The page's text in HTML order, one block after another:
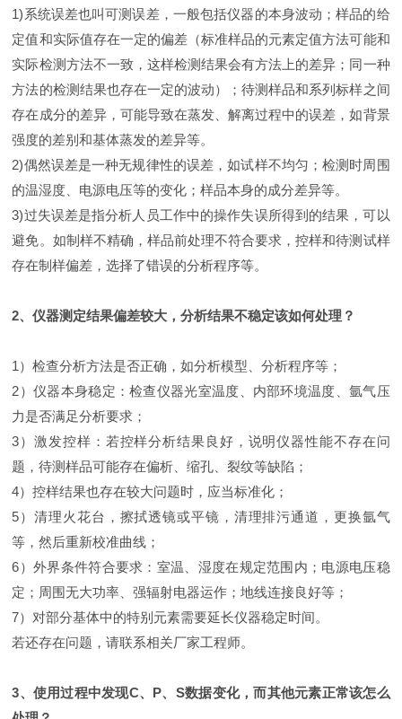
1)系统误差也叫可测误差，一般包括仪器的本身波动；样品的给
定值和实际值存在一定的偏差（标准样品的元素定值方法可能和
实际检测方法不一致，这样检测结果会有方法上的差异；同一种
方法的检测结果也存在一定的波动）；待测样品和系列标样之间
存在成分的差异，可能导致在蒸发、解离过程中的误差，如背景
强度的差别和基体蒸发的差异等。
2)偶然误差是一种无规律性的误差，如试样不均匀；检测时周围
的温湿度、电源电压等的变化；样品本身的成分差异等。
3)过失误差是指分析人员工作中的操作失误所得到的结果，可以
避免。如制样不精确，样品前处理不符合要求，控样和待测试样
存在制样偏差，选择了错误的分析程序等。
2、仪器测定结果偏差较大，分析结果不稳定该如何处理？
1）检查分析方法是否正确，如分析模型、分析程序等；
2）仪器本身稳定：检查仪器光室温度、内部环境温度、氩气压
力是否满足分析要求；
3）激发控样：若控样分析结果良好，说明仪器性能不存在问
题，待测样品可能存在偏析、缩孔、裂纹等缺陷；
4）控样结果也存在较大问题时，应当标准化；
5）清理火花台，擦拭透镜或平镜，清理排污通道，更换氩气
等，然后重新校准曲线；
6）外界条件符合要求：室温、湿度在规定范围内；电源电压稳
定；周围无大功率、强辐射电器运作；地线连接良好等；
7）对部分基体中的特别元素需要延长仪器稳定时间。
若还存在问题，请联系相关厂家工程师。
3、使用过程中发现C、P、S数据变化，而其他元素正常该怎么